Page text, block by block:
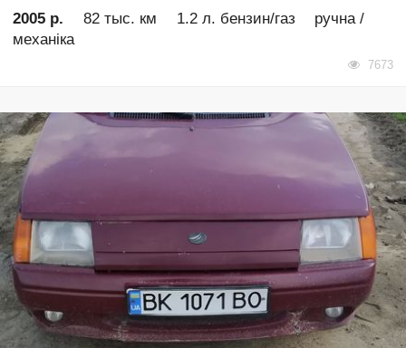
2005 р. 82 тыс. км 1.2 л. бензин/газ
ручна /
механіка
7673